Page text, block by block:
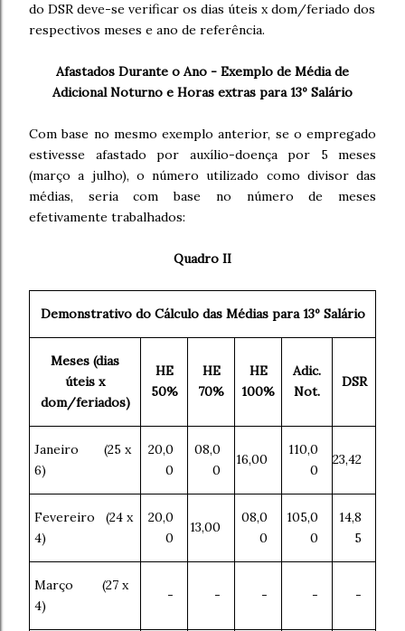
do DSR deve-se verificar os dias úteis x dom/feriado dos
respectivos meses e ano de referência.
Afastados Durante o Ano - Exemplo de Média de
Adicional Noturno e Horas extras para 13º Salário
Com base no mesmo exemplo anterior, se o empregado
estivesse afastado por auxílio-doença por 5 meses
(março a julho), o número utilizado como divisor das
médias, seria com base no número de meses
efetivamente trabalhados:
Quadro II
Demonstrativo do Cálculo das Médias para 13º Salário
Meses (dias
úteis x
dom/feriados)
HE
50%
HE
70%
HE
100%
Adic.
Not.
DSR
Janeiro (25 x
6)
20,0
0
08,0
0
16,00
110,0
0
23,42
Fevereiro (24 x
4)
20,0
0
13,00
08,0
0
105,0
0
14,8
5
Março (27 x
4)
- - - - -